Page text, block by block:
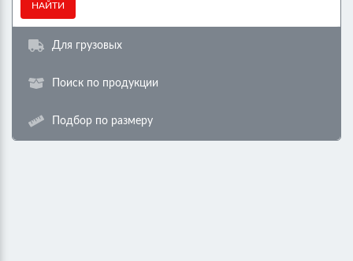
НАЙТИ
Для грузовых
Поиск по продукции
Подбор по размеру